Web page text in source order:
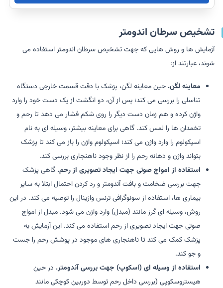
تشخیص سرطان اندومتر
آزمایش ها و روش هایی که جهت تشخیص سرطان اندومتر استفاده می
شوند، عبارتند از:
معاینه لگن. حین معاینه لگن، پزشک با دقت قسمت خارجی دستگاه
تناسلی را بررسی می کند؛ پس از آن، دو انگشت از یک دست خود را وارد
واژن کرده و هم زمان دست دیگر را روی شکم فشار می دهد تا رحم و
تخمدان ها را لمس کند. گاهی برای معاینه بیشتر، وسیله ای به نام
اسپکولوم را وارد واژن می کند؛ اسپکولوم واژن را باز می کند تا پزشک
بتواند واژن و دهانه رحم را از نظر وجود ناهنجاری بررسی کند.
استفاده از امواج صوتی جهت ایجاد تصویری از رحم. گاهی پزشک
جهت بررسی ضخامت و بافت آندومتر و رد کردن احتمال ابتلا به سایر
بیماری ها، استفاده از سونوگرافی ترنس واژینال را توصیه می کند. در این
روش، وسیله ای گرز مانند (مبدل) وارد واژن می شود. مبدل از امواج
صوتی جهت ایجاد تصویری از رحم استفاده می کند. این آزمایش به
پزشک کمک می کند تا ناهنجاری های موجود در پوشش رحم را جست
و جو کند.
استفاده از وسیله ای (اسکوپ) جهت بررسی آندومتر. در حین
هیستروسکوپی (بررسی داخل رحم توسط دوربین کوچکی مانند